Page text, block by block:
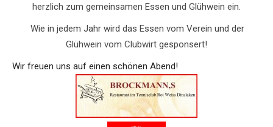
herzlich zum gemeinsamen Essen und Glühwein ein.
Wie in jedem Jahr wird das Essen vom Verein und der
Glühwein vom Clubwirt gesponsert!
Wir freuen uns auf einen schönen Abend!